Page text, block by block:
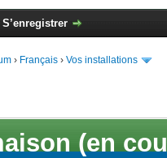
S’enregistrer
› Français › Vos installations
(en